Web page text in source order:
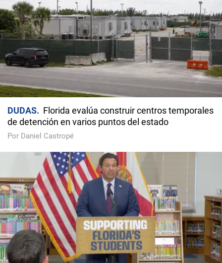
DUDAS
Florida evalúa construir centros temporales
de detención en varios puntos del estado
Por Daniel Castropé